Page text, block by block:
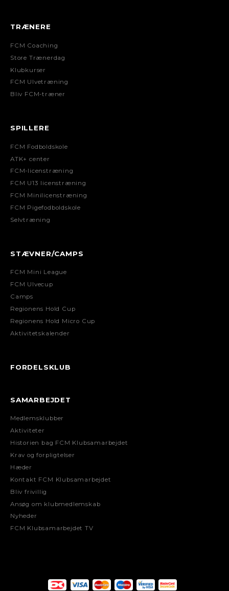
TRÆNERE
FCM Coaching
Store Trænerdag
Klubkurser
FCM Ulvetræning
Bliv FCM-træner
SPILLERE
FCM Fodboldskole
ATK+ center
FCM-licenstræning
FCM U13 licenstræning
FCM Minilicenstræning
FCM Pigefodboldskole
Selvtræning
STÆVNER/CAMPS
FCM Mini League
FCM Ulvecup
Camps
Regionens Hold Cup
Regionens Hold Micro Cup
Aktivitetskalender
FORDELSKLUB
SAMARBEJDET
Medlemsklubber
Aktiviteter
Historien bag FCM Klubsamarbejdet
Krav og forpligtelser
Hæder
Kontakt FCM Klubsamarbejdet
Bliv frivillig
Ansøg om klubmedlemskab
Nyheder
FCM Klubsamarbejdet TV